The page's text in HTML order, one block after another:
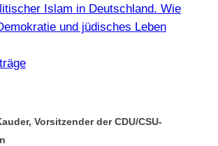
Islam in Deutschland. Wie
und jüdisches Leben
Vorsitzender der CDU/CSU-